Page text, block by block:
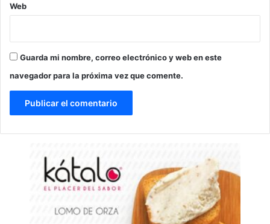
Web
Guarda mi nombre, correo electrónico y web en este
navegador para la próxima vez que comente.